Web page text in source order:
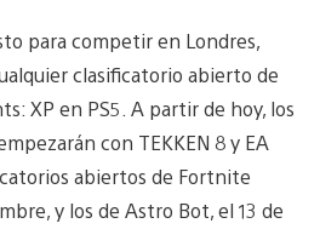
para competir en Londres,
clasificatorio abierto de
XP en PS5. A partir de hoy, los
con TEKKEN 8 y EA
abiertos de Fortnite
y los de Astro Bot, el 13 de